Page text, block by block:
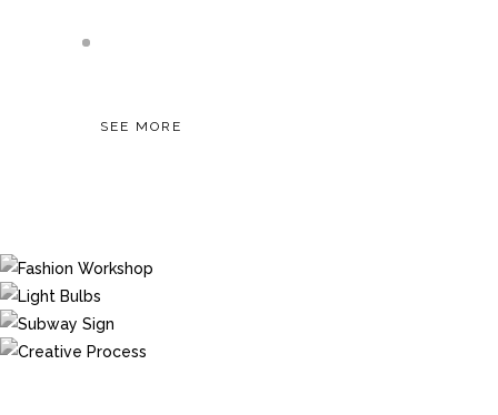
SEE MORE